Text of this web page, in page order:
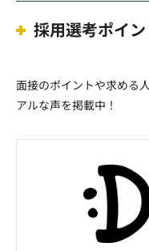
採用選考ポイン
面接のポイントや求める
アルな声を掲載中！